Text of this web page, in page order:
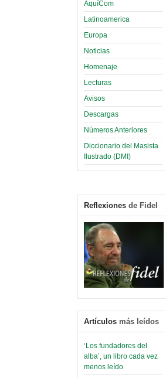
AquíCom
Latinoamerica
Europa
Noticias
Homenaje
Lecturas
Avisos
Descargas
Números Anteriores
Diccionario del Masista
Ilustrado (DMI)
Reflexiones de Fidel
Artículos más leídos
‘Los fundadores del
alba’, un libro cada vez
menos leído